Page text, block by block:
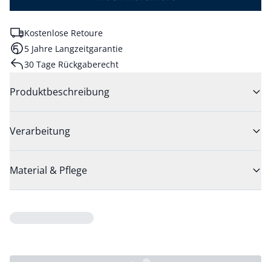
Kostenlose Retoure
5 Jahre Langzeitgarantie
30 Tage Rückgaberecht
Produktbeschreibung
Verarbeitung
Material & Pflege